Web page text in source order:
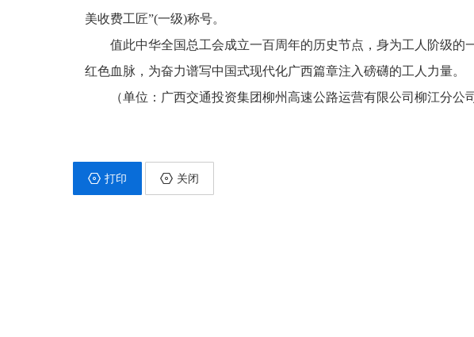
美收费工匠”(一级)称号。
值此中华全国总工会成立一百周年的历史节点，身为工人阶级
红色血脉，为奋力谱写中国式现代化广西篇章注入磅礴的工人力量。
（单位：广西交通投资集团柳州高速公路运营有限公司柳江分公
打印 关闭